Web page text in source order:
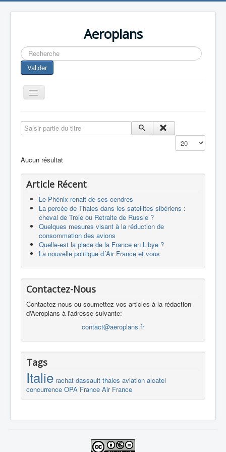
Aeroplans
Rechercher
Valider
Toggle
Navigation
Aviation Commerciale
Europespace
Drones
Saisir partie du titre
Affichage #
Aucun résultat
Article Récent
Le Phénix renait de ses cendres
La percée de Thales dans les satellites sibériens :
cheval de Troie ou Retraite de Russie ?
Quelques mesures visant à la réduction de
consommation des avions
Quelle-est la place de la France en Libye ?
La nouvelle politique d´Air France et vous
Contactez-Nous
Contactez-nous ou soumettez vos articles à la rédaction
d'Aeroplans à l'adresse suivante:
contact@aeroplans.fr
Tags
Italie rachat dassault thales aviation alcatel
concurrence OPA France Air France